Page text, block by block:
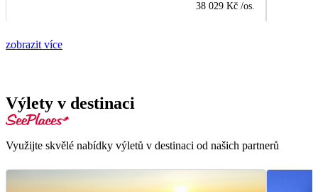
38 029 Kč /os.
zobrazit více
Výlety v destinaci
Využijte skvělé nabídky výletů v destinaci od našich partnerů